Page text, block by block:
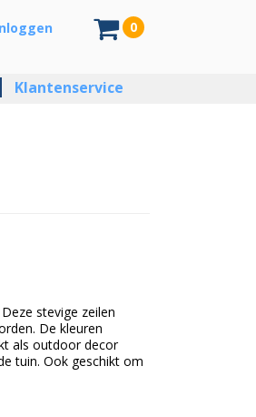
0
Klantenservice
stevige zeilen
De kleuren
als outdoor decor
tuin. Ook geschikt om